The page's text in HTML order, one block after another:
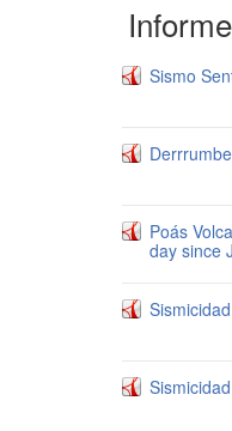
Sismo
Poás
day since